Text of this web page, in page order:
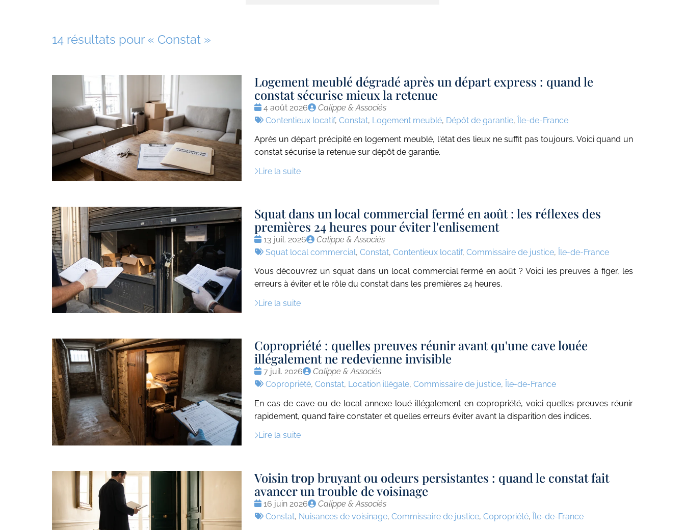
14 résultats pour « Constat »
Logement meublé dégradé après un départ express : quand le
constat sécurise mieux la retenue
Date
:
4 août 2026
Publié
par
Calippe & Associés
Tags
Contentieux locatif, Constat, Logement meublé, Dépôt de garantie, Île-de-France
Après un départ précipité en logement meublé, l'état des lieux ne suffit pas toujours. Voici quand un
constat sécurise la retenue sur dépôt de garantie.
Lire la suite
Squat dans un local commercial fermé en août : les réflexes des
premières 24 heures pour éviter l'enlisement
Date
:
13 juil. 2026
Publié
par
Calippe & Associés
Tags
Squat local commercial, Constat, Contentieux locatif, Commissaire de justice, Île-de-France
Vous découvrez un squat dans un local commercial fermé en août ? Voici les preuves à figer, les
erreurs à éviter et le rôle du constat dans les premières 24 heures.
Lire la suite
Copropriété : quelles preuves réunir avant qu'une cave louée
illégalement ne redevienne invisible
Date
:
7 juil. 2026
Publié
par
Calippe & Associés
Tags
Copropriété, Constat, Location illégale, Commissaire de justice, Île-de-France
En cas de cave ou de local annexe loué illégalement en copropriété, voici quelles preuves réunir
rapidement, quand faire constater et quelles erreurs éviter avant la disparition des indices.
Lire la suite
Voisin trop bruyant ou odeurs persistantes : quand le constat fait
avancer un trouble de voisinage
Date
:
16 juin 2026
Publié
par
Calippe & Associés
Tags
Constat, Nuisances de voisinage, Commissaire de justice, Copropriété, Île-de-France